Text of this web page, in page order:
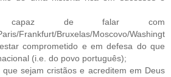
de falar com
Frankfurt/Bruxelas/Moscovo/Washingt
comprometido e em defesa do que
(i.e. do povo português);
sejam cristãos e acreditem em Deus